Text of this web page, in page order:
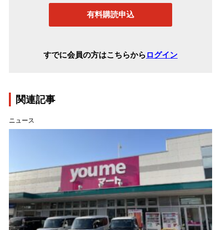
有料購読申込
すでに会員の方はこちらから ログイン
関連記事
ニュース